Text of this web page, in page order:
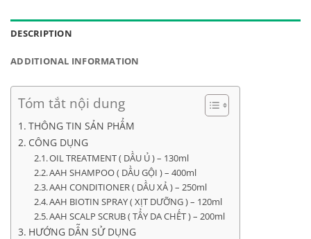
DESCRIPTION
ADDITIONAL INFORMATION
Tóm tắt nội dung
THÔNG TIN SẢN PHẨM
CÔNG DỤNG
OIL TREATMENT ( DẦU Ủ ) – 130ml
AAH SHAMPOO ( DẦU GỘI ) – 400ml
AAH CONDITIONER ( DẦU XẢ ) – 250ml
AAH BIOTIN SPRAY ( XỊT DƯỠNG ) – 120ml
AAH SCALP SCRUB ( TẨY DA CHẾT ) – 200ml
HƯỚNG DẪN SỬ DỤNG